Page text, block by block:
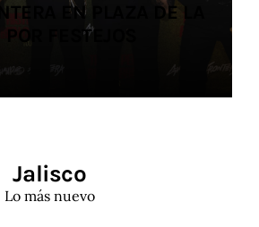
EN PLAZA DE LA
FESTEJOS
Jalisco
Lo más nuevo